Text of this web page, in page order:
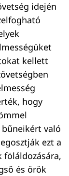
idején
kellett
hogy
való
ezt a
és örök